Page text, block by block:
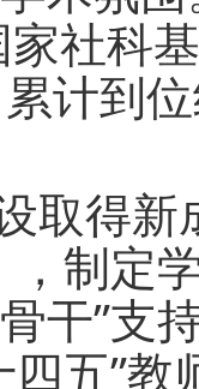
社科
计到
取得
，制定
干”支
四五”